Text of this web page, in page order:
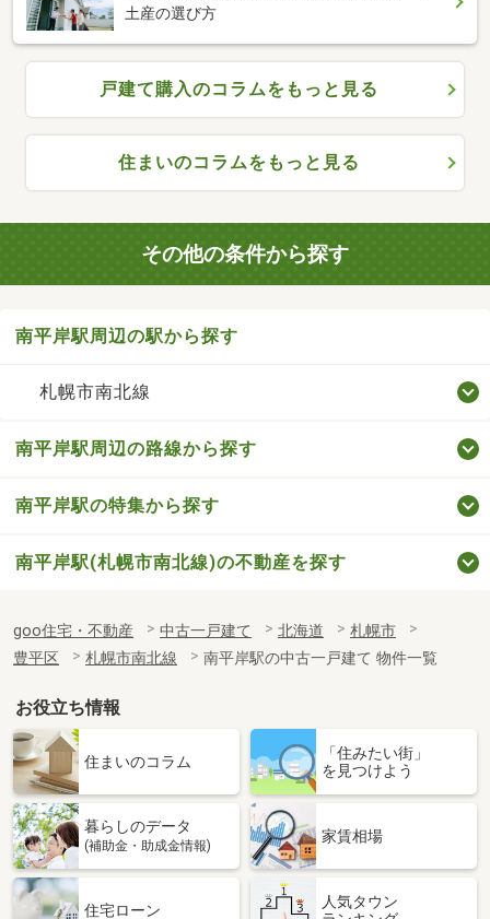
土産の選び方
戸建て購入のコラムをもっと見る
住まいのコラムをもっと見る
その他の条件から探す
南平岸駅周辺の駅から探す
札幌市南北線
南平岸駅周辺の路線から探す
南平岸駅の特集から探す
南平岸駅(札幌市南北線)の不動産を探す
goo住宅・不動産 中古一戸建て 北海道
札幌市
豊平区
札幌市南北線 南平岸駅の中古一戸建て 物件一覧
お役立ち情報
住まいのコラム
「住みたい街」
を見つけよう
暮らしのデータ
(補助金・助成金情報)
家賃相場
住宅ローン
人気タウン